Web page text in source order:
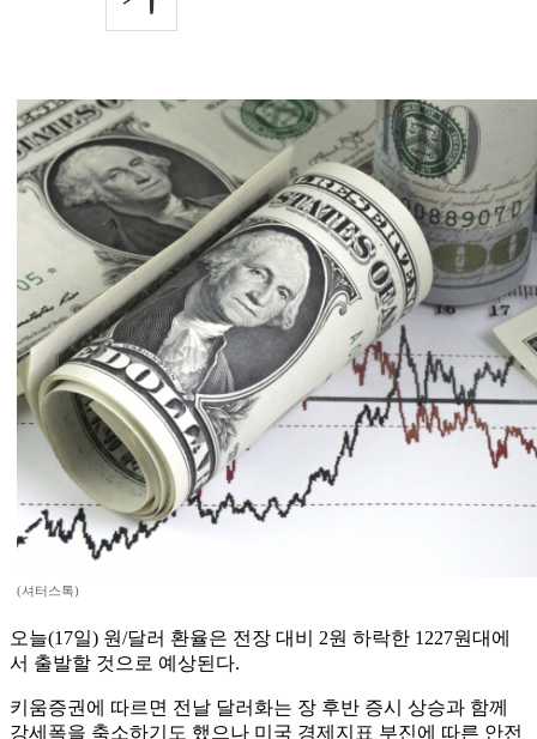
(셔터스톡)
오늘(17일) 원/달러 환율은 전장 대비 2원 하락한 1227원대에
서 출발할 것으로 예상된다.
키움증권에 따르면 전날 달러화는 장 후반 증시 상승과 함께
강세폭을 축소하기도 했으나 미국 경제지표 부진에 따른 안전